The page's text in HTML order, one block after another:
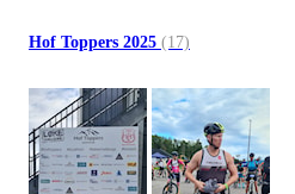
Hof Toppers 2025 (17)